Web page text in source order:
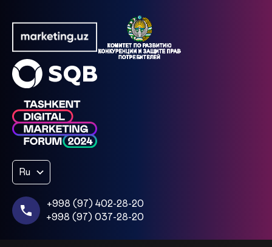
Ru
+998 (97) 402-28-20
+998 (97) 037-28-20